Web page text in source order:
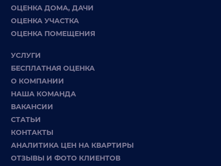
ОЦЕНКА ДОМА, ДАЧИ
ОЦЕНКА УЧАСТКА
ОЦЕНКА ПОМЕЩЕНИЯ
УСЛУГИ
БЕСПЛАТНАЯ ОЦЕНКА
О КОМПАНИИ
НАША КОМАНДА
ВАКАНСИИ
СТАТЬИ
КОНТАКТЫ
АНАЛИТИКА ЦЕН НА КВАРТИРЫ
ОТЗЫВЫ И ФОТО КЛИЕНТОВ